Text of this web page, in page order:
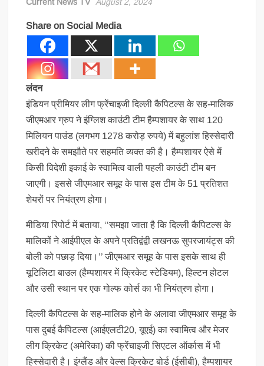
Share on Social Media
लंदन
इंडियन प्रीमियर लीग फ्रेंचाइजी दिल्ली कैपिटल्स के सह-मालिक
जीएमआर ग्रुप ने इंग्लिश काउंटी टीम हैम्पशायर के साथ 120
मिलियन पाउंड (लगभग 1278 करोड़ रुपये) में बहुलांश हिस्सेदारी
खरीदने के समझौते पर सहमति व्यक्त की है। हैम्पशायर ऐसे में
किसी विदेशी इकाई के स्वामित्व वाली पहली काउंटी टीम बन
जाएगी। इससे जीएमआर समूह के पास इस टीम के 51 प्रतिशत
शेयरों पर नियंत्रण होगा।
मीडिया रिपोर्ट में बताया, ‘‘समझा जाता है कि दिल्ली कैपिटल्स के
मालिकों ने आईपीएल के अपने प्रतिद्वंद्वी लखनऊ सुपरजायंट्स की
बोली को पछाड़ दिया।’’ जीएमआर समूह के पास इसके साथ ही
यूटिलिटा बाउल (हैम्पशायर में क्रिकेट स्टेडियम), हिल्टन होटल
और उसी स्थान पर एक गोल्फ कोर्स का भी नियंत्रण होगा।
दिल्ली कैपिटल्स के सह-मालिक होने के अलावा जीएमआर समूह के
पास दुबई कैपिटल्स (आईएलटी20, यूएई) का स्वामित्व और मेजर
लीग क्रिकेट (अमेरिका) की फ्रेंचाइजी सिएटल ऑर्कास में भी
हिस्सेदारी है। इंग्लैंड और वेल्स क्रिकेट बोर्ड (ईसीबी), हैम्पशायर